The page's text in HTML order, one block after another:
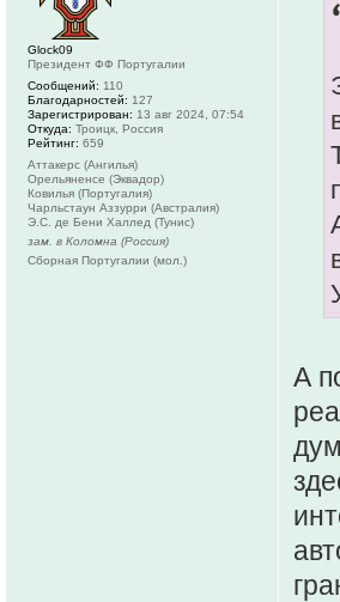
А
Glock09
Президент ФФ Португалии
Сообщений: 110
Благодарностей: 127
Зарегистрирован: 13 авг 2024, 07:54
Откуда: Троицк, Россия
Рейтинг: 659
Аттакерс (Ангилья)
Орельяненсе (Эквадор)
Ковилья (Португалия)
Чарльстаун Аззурри (Австралия)
Э.С. де Бени Халлед (Тунис)
зам. в Коломна (Россия)
Сборная Португалии (мол.)